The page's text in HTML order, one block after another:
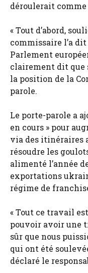
déroulerait
« Tout d’abord,
commissaire l’a
Parlement
clairement dit que
la position de la
parole.
Le porte-parole a
en cours » pour
via des itinéraires
résoudre les
alimenté l’année
exportations
régime de
« Tout ce travail
pouvoir avoir une
sûr que nous
qui ont été
déclaré le